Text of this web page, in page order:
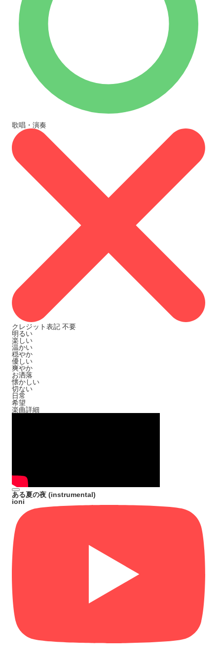
歌唱・演奏
クレジット表記 不要
明るい
楽しい
温かい
穏やか
優しい
爽やか
お洒落
懐かしい
切ない
日常
希望
楽曲詳細
ある夏の夜 (instrumental)
ioni